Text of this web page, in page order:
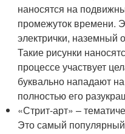
наносятся на
промежуток времени.
электрички, наземный
Такие рисунки
процессе участвует
буквально нападают
полностью его
«Стрит-арт» –
Это самый популярный